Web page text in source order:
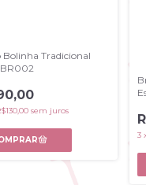
Bolinha Tradicional
sem juros
3